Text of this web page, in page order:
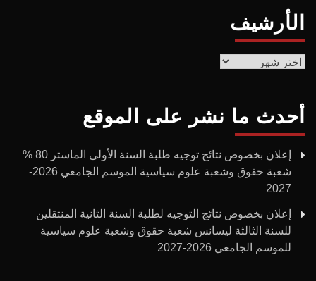
الأرشيف
الأرشيف
أحدث ما نشر على الموقع
إعلان بخصوص نتائج توجيه طلبة السنة الأولى الماستر 80 %
شعبة حقوق وشعبة علوم سياسية الموسم الجامعي 2026-
2027
إعلان بخصوص نتائج التوجيه لطلبة السنة الثانية المنتقلين
للسنة الثالثة ليسانس شعبة حقوق وشعبة علوم سياسية
للموسم الجامعي 2026-2027